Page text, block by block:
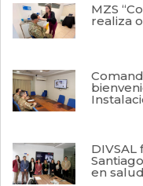
MZS
realiza
en